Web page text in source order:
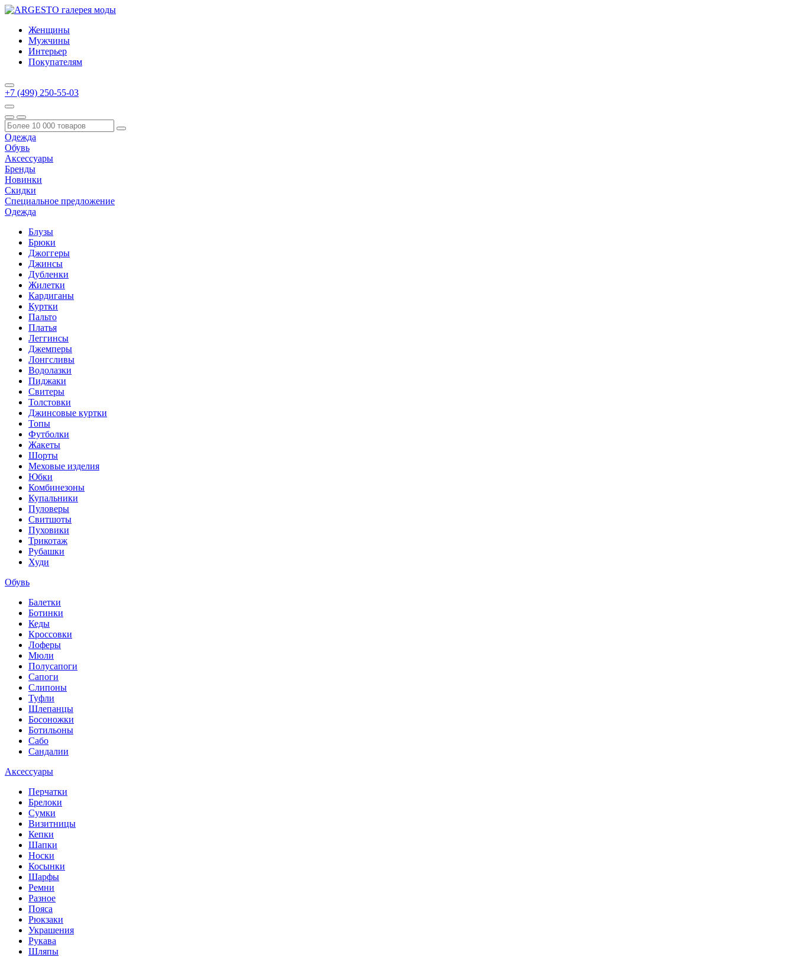
Женщины
Мужчины
Интерьер
Покупателям
+7 (499) 250-55-03
Одежда
Обувь
Аксессуары
Бренды
Новинки
Скидки
Специальное предложение
Одежда
Блузы
Брюки
Джоггеры
Джинсы
Дубленки
Жилетки
Кардиганы
Куртки
Пальто
Платья
Леггинсы
Джемперы
Лонгсливы
Водолазки
Пиджаки
Свитеры
Толстовки
Джинсовые куртки
Топы
Футболки
Жакеты
Шорты
Меховые изделия
Юбки
Комбинезоны
Купальники
Пуловеры
Свитшоты
Пуховики
Трикотаж
Рубашки
Худи
Обувь
Балетки
Ботинки
Кеды
Кроссовки
Лоферы
Мюли
Полусапоги
Сапоги
Слипоны
Туфли
Шлепанцы
Босоножки
Ботильоны
Сабо
Сандалии
Аксессуары
Перчатки
Брелоки
Сумки
Визитницы
Кепки
Шапки
Носки
Косынки
Шарфы
Ремни
Разное
Пояса
Рюкзаки
Украшения
Рукава
Шляпы